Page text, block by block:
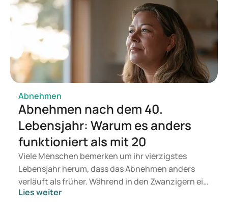
Abnehmen
Abnehmen nach dem 40.
Lebensjahr: Warum es anders
funktioniert als mit 20
Viele Menschen bemerken um ihr vierzigstes
Lebensjahr herum, dass das Abnehmen anders
verläuft als früher. Während in den Zwanzigern ein
paar Wochen mit weniger Naschen oder mehr
Lies weiter